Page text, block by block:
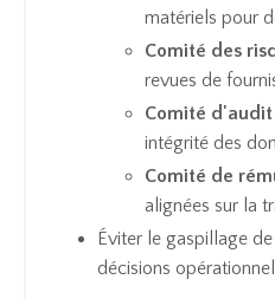
matériels pour
Comité des
revues de
Comité d'audit
intégrité des
Comité de
alignées sur la
Éviter le gaspillage
décisions